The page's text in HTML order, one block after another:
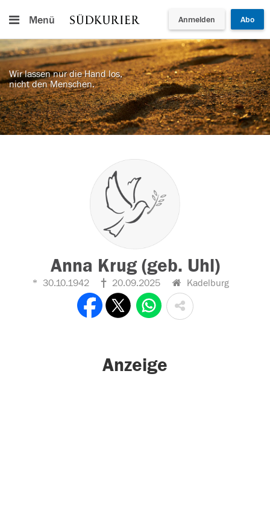
Menü Anmelden Abo
Wir lassen nur die Hand los,
nicht den Menschen.
Anna Krug (geb. Uhl)
30.10.1942 20.09.2025 Kadelburg
Anzeige